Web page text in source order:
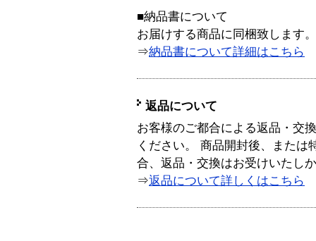
■納品書について
お届けする商品に同梱致します。
⇒納品書について詳細はこちら
返品について
お客様のご都合による返品・交
ください。 商品開封後、または
合、返品・交換はお受けいたし
⇒返品について詳しくはこちら